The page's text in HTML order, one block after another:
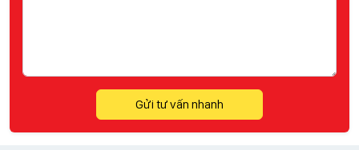
Gửi tư vấn nhanh